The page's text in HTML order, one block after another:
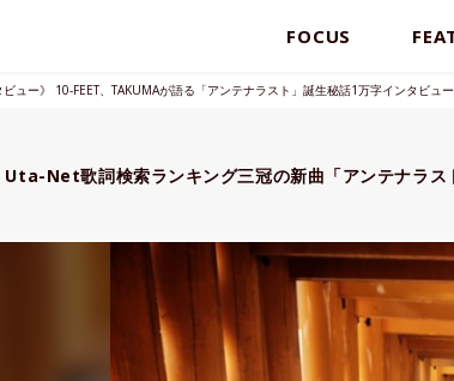
FOCUS
ビュー》 10-FEET、TAKUMAが語る「アンテナラスト」誕生秘話1万字インタビュー
Uta-Net歌詞検索ランキング三冠の新曲「アンテナラス